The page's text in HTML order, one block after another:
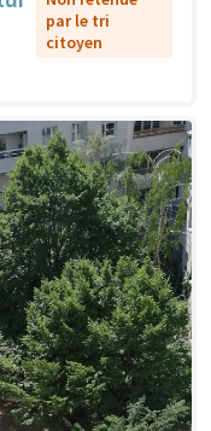
par le tri
citoyen